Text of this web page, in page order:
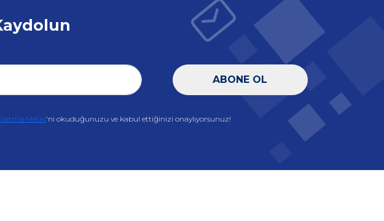
ABONE OL
Metni'ni okuduğunuzu ve kabul ettiğinizi onaylıyorsunuz!